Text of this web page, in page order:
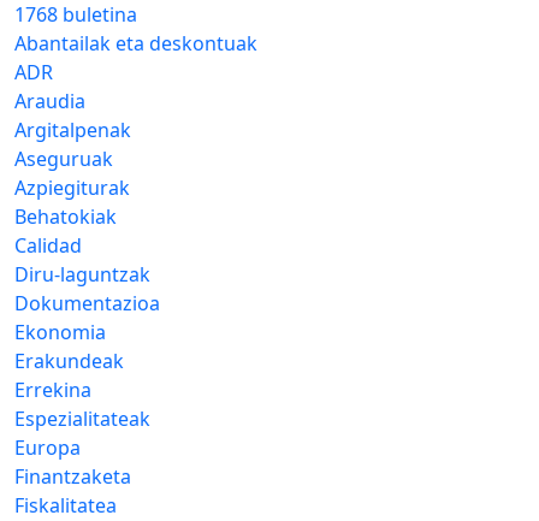
1768 buletina
Abantailak eta deskontuak
ADR
Araudia
Argitalpenak
Aseguruak
Azpiegiturak
Behatokiak
Calidad
Diru-laguntzak
Dokumentazioa
Ekonomia
Erakundeak
Errekina
Espezialitateak
Europa
Finantzaketa
Fiskalitatea